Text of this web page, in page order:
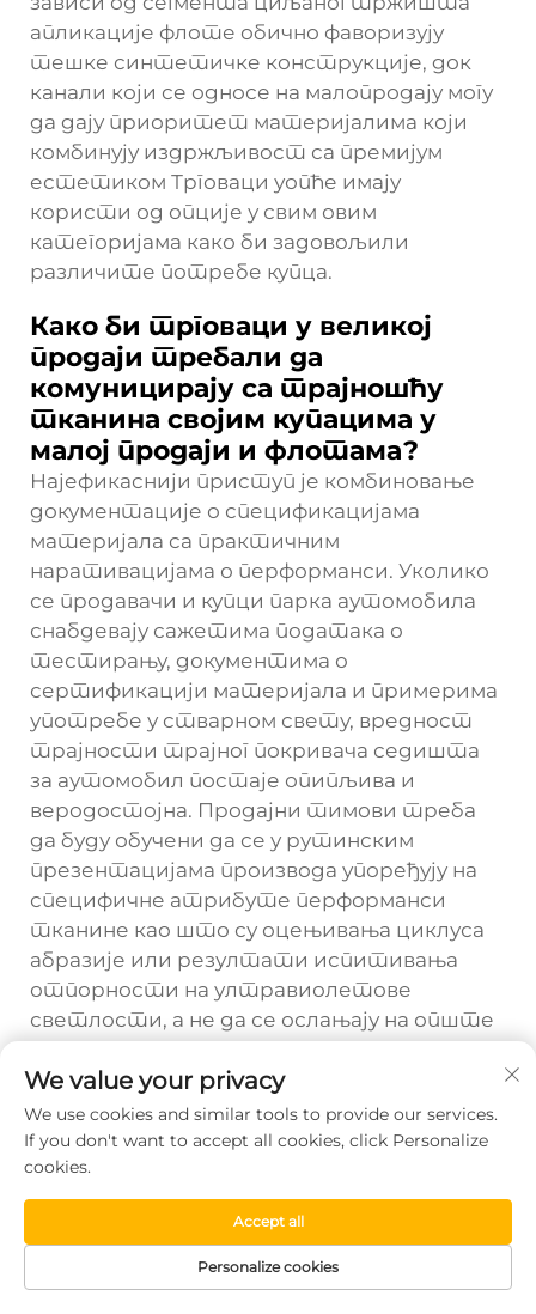
апликације флоте обично фаворизују
тешке синтетичке конструкције, док
канали који се односе на малопродају могу
да дају приоритет материјалима који
комбинују издржљивост са премијум
естетиком Трговаци уопће имају
користи од опције у свим овим
категоријама како би задовољили
различите потребе купца.
Како би трговаци у великој
продаји требали да
комуницирају са трајношћу
тканина својим купацима у
малој продаји и флотама?
Најефикаснији приступ је комбиновање
документације о спецификацијама
материјала са практичним
наративацијама о перформанси. Уколико
се продавачи и купци парка аутомобила
снабдевају сажетима података о
тестирању, документима о
сертификацији материјала и примерима
употребе у стварном свету, вредност
трајности трајног покривача седишта
за аутомобил постаје опипљива и
веродостојна. Продајни тимови треба
да буду обучени да се у рутинским
презентацијама производа упоређују на
специфичне атрибуте перформанси
тканине као што су оцењивања циклуса
абразије или резултати испитивања
отпорности на ултравиолетове
светлости, а не да се ослањају на опште
Prethodno:Како избор тканине утиче на удобност покривача аутомобилских седишта
Sledeće:
We value your privacy
We use cookies and similar tools to provide our services.
If you don't want to accept all cookies, click Personalize
cookies.
Personalize cookies
Accept all